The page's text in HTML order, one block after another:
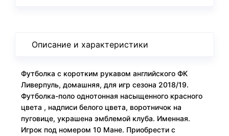
Описание и характеристики
Футболка с коротким рукавом английского ФК
Ливерпуль, домашняя, для игр сезона 2018/19.
Футболка-поло однотонная насыщенного красного
цвета , надписи белого цвета, воротничок на
пуговице, украшена эмблемой клуба. Именная.
Игрок под номером 10 Мане. Приобрести с